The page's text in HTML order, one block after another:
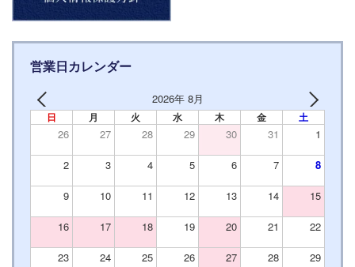
営業日カレンダー
2026年 8月
日 月 火 水 木 金 土
26 27 28 29 30 31 1
2 3 4 5 6 7 8
9 10 11 12 13 14 15
16 17 18 19 20 21 22
23 24 25 26 27 28 29